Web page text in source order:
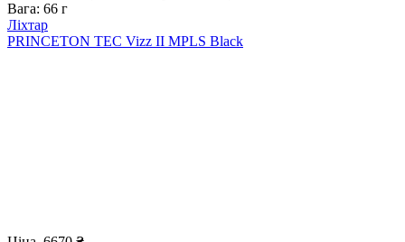
Вага: 66 г
Ліхтар
PRINCETON TEC Vizz II MPLS Black